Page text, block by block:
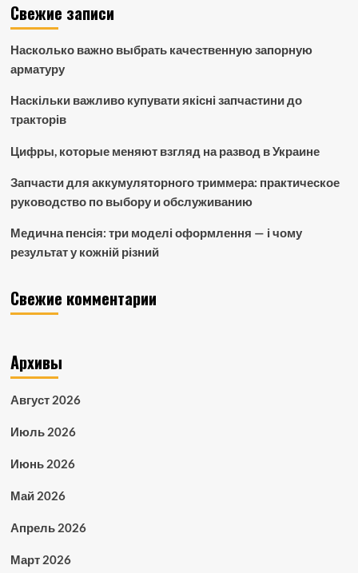
Свежие записи
Насколько важно выбрать качественную запорную
арматуру
Наскільки важливо купувати якісні запчастини до
тракторів
Цифры, которые меняют взгляд на развод в Украине
Запчасти для аккумуляторного триммера: практическое
руководство по выбору и обслуживанию
Медична пенсія: три моделі оформлення — і чому
результат у кожній різний
Свежие комментарии
Архивы
Август 2026
Июль 2026
Июнь 2026
Май 2026
Апрель 2026
Март 2026